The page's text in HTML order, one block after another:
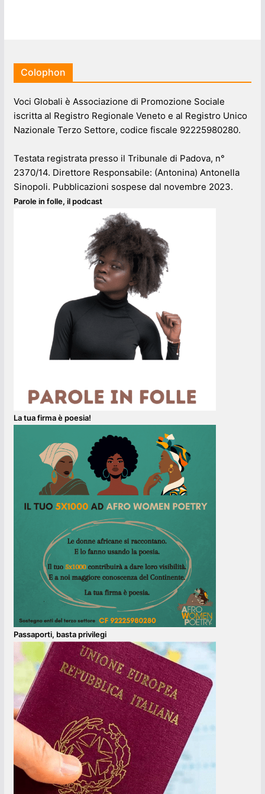
Colophon
Voci Globali è Associazione di Promozione Sociale
iscritta al Registro Regionale Veneto e al Registro Unico
Nazionale Terzo Settore, codice fiscale 92225980280.
Testata registrata presso il Tribunale di Padova, n°
2370/14. Direttore Responsabile: (Antonina) Antonella
Sinopoli. Pubblicazioni sospese dal novembre 2023.
Parole in folle, il podcast
La tua firma è poesia!
Passaporti, basta privilegi